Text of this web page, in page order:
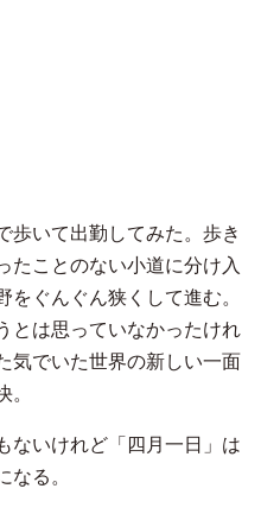
歩いて出勤してみた。歩き
たことのない小道に分け入
をぐんぐん狭くして進む。
とは思っていなかったけれ
気でいた世界の新しい一面
。
ないけれど「四月一日」は
なる。